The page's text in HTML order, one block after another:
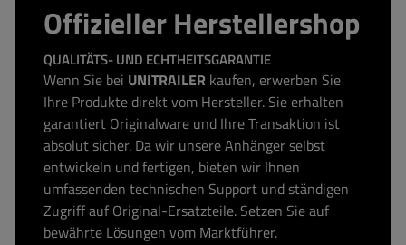
Offizieller Herstellershop
QUALITÄTS- UND ECHTHEITSGARANTIE
Wenn Sie bei UNITRAILER kaufen, erwerben Sie
Ihre Produkte direkt vom Hersteller. Sie erhalten
garantiert Originalware und Ihre Transaktion ist
absolut sicher. Da wir unsere Anhänger selbst
entwickeln und fertigen, bieten wir Ihnen
umfassenden technischen Support und ständigen
Zugriff auf Original-Ersatzteile. Setzen Sie auf
bewährte Lösungen vom Marktführer.